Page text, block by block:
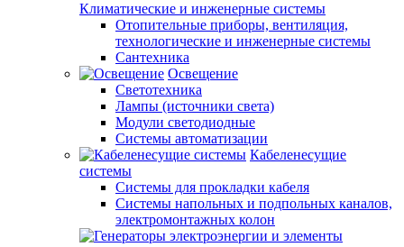
Климатические и инженерные системы
Отопительные приборы, вентиляция,
технологические и инженерные системы
Сантехника
Освещение
Светотехника
Лампы (источники света)
Модули светодиодные
Системы автоматизации
Кабеленесущие
системы
Системы для прокладки кабеля
Системы напольных и подпольных каналов,
электромонтажных колон